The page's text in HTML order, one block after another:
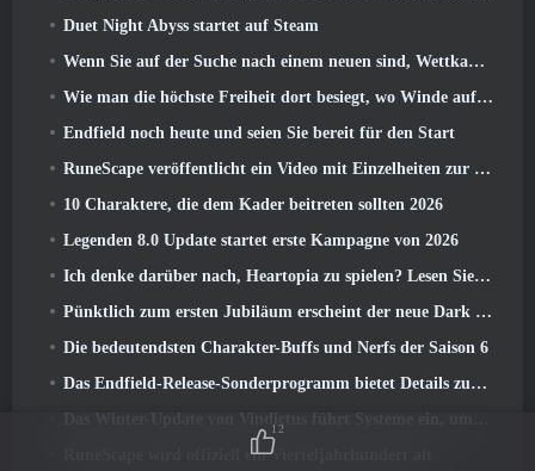
Duet Night Abyss startet auf Steam
Wenn Sie auf der Suche nach einem neuen sind, Wettkampfsportspiel, Der geschlossene Betatest von Freestyle Football 2 Ist auf dem Weg
Wie man die höchste Freiheit dort besiegt, wo Winde aufeinander treffen
Endfield noch heute und seien Sie bereit für den Start
RuneScape veröffentlicht ein Video mit Einzelheiten zur „ehrgeizigen Reihe von Inhaltsaktualisierungen“
10 Charaktere, die dem Kader beitreten sollten 2026
Legenden 8.0 Update startet erste Kampagne von 2026
Ich denke darüber nach, Heartopia zu spielen? Lesen Sie dies zuerst
Pünktlich zum ersten Jubiläum erscheint der neue Dark Lancer von Blade & Soul Neo
Die bedeutendsten Charakter-Buffs und Nerfs der Saison 6
Das Endfield-Release-Sonderprogramm bietet Details zum Monetarisierungssystem des Spiels
Das Winter-Update von Vindictus führt Systeme ein, um den Spielern den Fortschritt zu erleichtern
RuneScape wird offiziell ein Vierteljahrhundert alt
12